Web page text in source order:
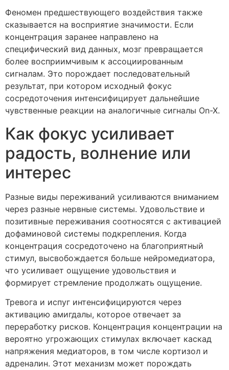
Феномен предшествующего воздействия также
сказывается на восприятие значимости. Если
концентрация заранее направлено на
специфический вид данных, мозг превращается
более восприимчивым к ассоциированным
сигналам. Это порождает последовательный
результат, при котором исходный фокус
сосредоточения интенсифицирует дальнейшие
чувственные реакции на аналогичные сигналы On-X.
Как фокус усиливает
радость, волнение или
интерес
Разные виды переживаний усиливаются вниманием
через разные нервные системы. Удовольствие и
позитивные переживания соотносятся с активацией
дофаминовой системы подкрепления. Когда
концентрация сосредоточено на благоприятный
стимул, высвобождается больше нейромедиатора,
что усиливает ощущение удовольствия и
формирует стремление продолжать ощущение.
Тревога и испуг интенсифицируются через
активацию амигдалы, которое отвечает за
переработку рисков. Концентрация концентрации на
вероятно угрожающих стимулах включает каскад
напряжения медиаторов, в том числе кортизол и
адреналин. Этот механизм может порождать